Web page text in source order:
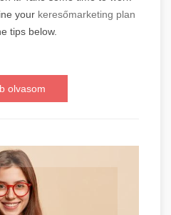
your keresőmarketing plan
tips below.
olvasom